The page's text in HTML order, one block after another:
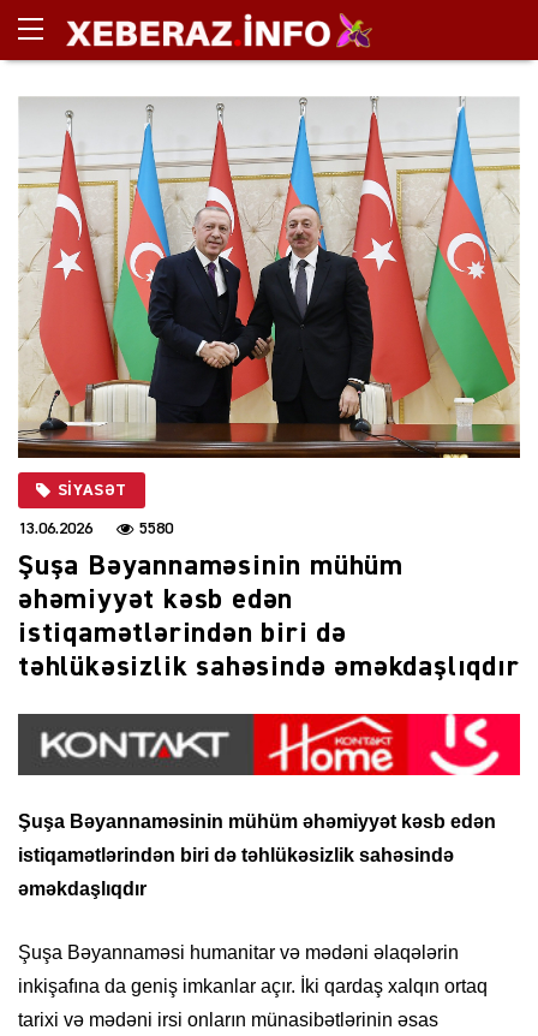
SIYASƏT
13.06.2026 5580
Şuşa Bəyannaməsinin mühüm
əhəmiyyət kəsb edən
istiqamətlərindən biri də
təhlükəsizlik sahəsində əməkdaşlıqdır
Şuşa Bəyannaməsinin mühüm əhəmiyyət kəsb edən
istiqamətlərindən biri də təhlükəsizlik sahəsində
əməkdaşlıqdır
Şuşa Bəyannaməsi humanitar və mədəni əlaqələrin
inkişafına da geniş imkanlar açır. İki qardaş xalqın ortaq
tarixi və mədəni irsi onların münasibətlərinin əsas